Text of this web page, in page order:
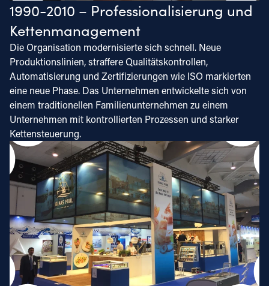
1990-2010 – Professionalisierung und
Kettenmanagement
Die Organisation modernisierte sich schnell. Neue
Produktionslinien, straffere Qualitätskontrollen,
Automatisierung und Zertifizierungen wie ISO markierten
eine neue Phase. Das Unternehmen entwickelte sich von
einem traditionellen Familienunternehmen zu einem
Unternehmen mit kontrollierten Prozessen und starker
Kettensteuerung.